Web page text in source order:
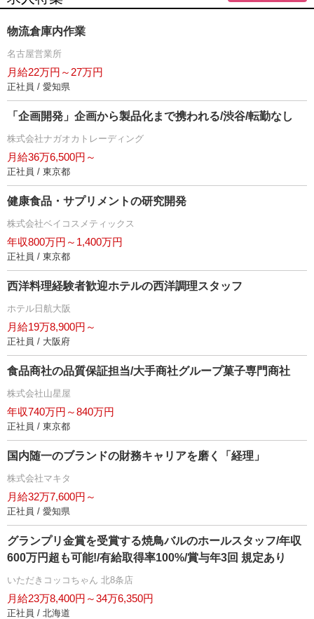
物流倉庫内作業
名古屋営業所
月給22万円～27万円
正社員 / 愛知県
「企画開発」企画から製品化まで携われる/渋谷/転勤なし
株式会社ナガオカトレーディング
月給36万6,500円～
正社員 / 東京都
健康食品・サプリメントの研究開発
株式会社ベイコスメティックス
年収800万円～1,400万円
正社員 / 東京都
西洋料理経験者歓迎ホテルの西洋調理スタッフ
ホテル日航大阪
月給19万8,900円～
正社員 / 大阪府
食品商社の品質保証担当/大手商社グループ菓子専門商社
株式会社山星屋
年収740万円～840万円
正社員 / 東京都
国内随一のブランドの財務キャリアを磨く「経理」
株式会社マキタ
月給32万7,600円～
正社員 / 愛知県
グランプリ金賞を受賞する焼鳥バルのホールスタッフ/年収
600万円超も可能!/有給取得率100%/賞与年3回 規定あり
いただきコッコちゃん 北8条店
月給23万8,400円～34万6,350円
正社員 / 北海道